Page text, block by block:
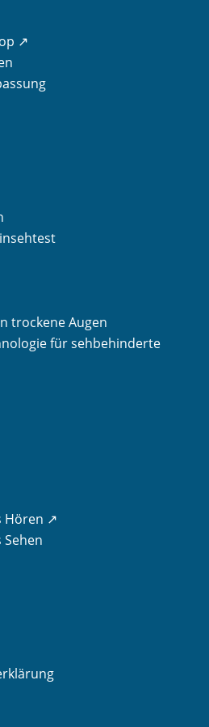
↗︎
trockene Augen
für sehbehinderte
Hören ↗︎